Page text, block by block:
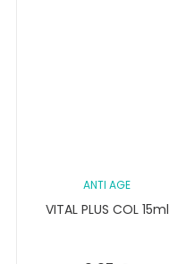
ANTI AGE
VITAL PLUS COL 15ml